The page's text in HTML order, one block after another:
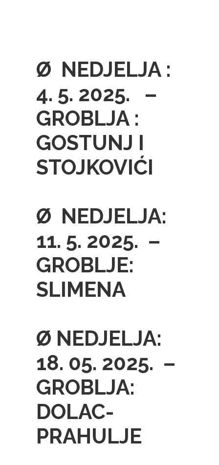
Ø NEDJELJA :
4. 5. 2025. –
GROBLJA :
GOSTUNJ I
STOJKOVIĆI
Ø NEDJELJA:
11. 5. 2025. –
GROBLJE:
SLIMENA
Ø NEDJELJA:
18. 05. 2025. –
GROBLJA:
DOLAC-
PRAHULJE